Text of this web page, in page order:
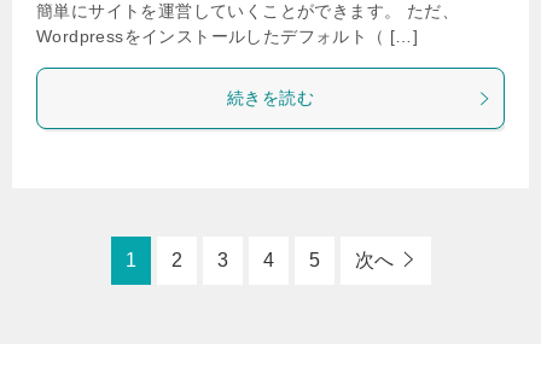
簡単にサイトを運営していくことができます。 ただ、
Wordpressをインストールしたデフォルト（ […]
続きを読む
1 2 3 4 5 次へ